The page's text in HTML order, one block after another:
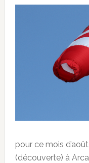
pour ce mois
(découverte) à